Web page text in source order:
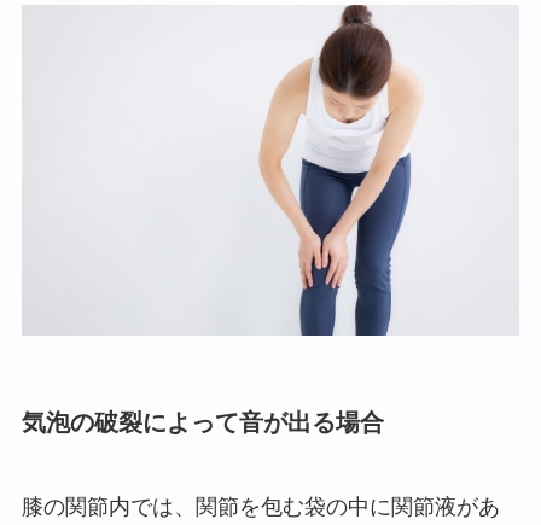
気泡の破裂によって音が出る場合
膝の関節内では、関節を包む袋の中に関節液があ